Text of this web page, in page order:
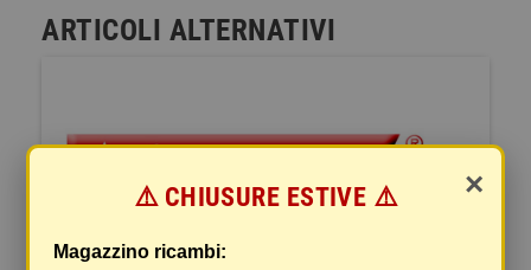
ARTICOLI ALTERNATIVI
×
⚠️ CHIUSURE ESTIVE ⚠️
Magazzino ricambi: